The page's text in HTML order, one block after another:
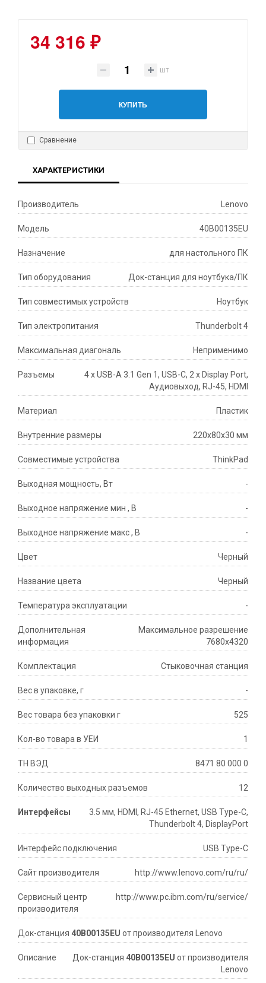
34 316 ₽
шт
КУПИТЬ
Сравнение
ХАРАКТЕРИСТИКИ
Производитель Lenovo
Модель 40B00135EU
Назначение для настольного ПК
Тип оборудования Док-станция для ноутбука/ПК
Тип совместимых устройств Ноутбук
Тип электропитания Thunderbolt 4
Максимальная диагональ Неприменимо
Разъемы
4 х USB-А 3.1 Gen 1, USB-C, 2 х Display Port,
Аудиовыход, RJ-45, HDMI
Материал Пластик
Внутренние размеры 220х80х30 мм
Совместимые устройства ThinkPad
Выходная мощность, Вт -
Выходное напряжение мин , В -
Выходное напряжение макс , В -
Цвет Черный
Название цвета Черный
Температура эксплуатации -
Дополнительная
информация
Максимальное разрешение
7680x4320
Комплектация Стыковочная станция
Вес в упаковке, г -
Вес товара без упаковки г 525
Кол-во товара в УЕИ 1
ТН ВЭД 8471 80 000 0
Количество выходных разъемов 12
Интерфейсы
3.5 мм, HDMI, RJ-45 Ethernet, USB Type-C,
Thunderbolt 4, DisplayPort
Интерфейс подключения USB Type-C
Сайт производителя http://www.lenovo.com/ru/ru/
Сервисный центр
производителя
http://www.pc.ibm.com/ru/service/
Док-станция 40B00135EU от производителя Lenovo
Описание Док-станция 40B00135EU от производителя
Lenovo